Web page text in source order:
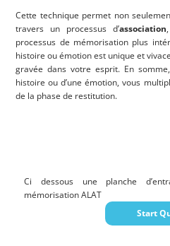
Cette technique permet non
travers un processus d’association
processus de mémorisation plus
histoire ou émotion est unique et
gravée dans votre esprit. En
histoire ou d’une émotion, vous
de la phase de restitution.
Ci dessous une planche
mémorisation ALAT